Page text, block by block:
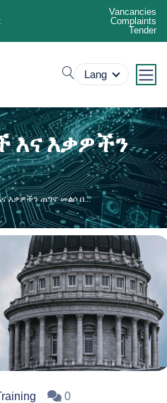
Vancancies
Complaints
Tender
search
Lang
እና እቃዎችን
እቃዎችን ጠግኖ መልሶ በ...
0